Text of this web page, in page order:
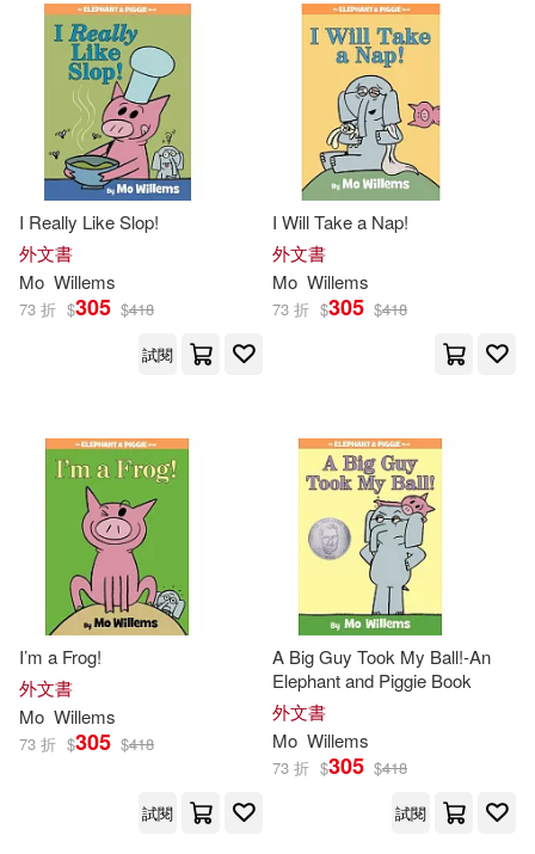
I Really Like Slop!
外文書
Mo Willems
73 折 $305 $418
試閱
I Will Take a Nap!
外文書
Mo Willems
73 折 $305 $418
I’m a Frog!
外文書
Mo Willems
73 折 $305 $418
試閱
A Big Guy Took My Ball!-An
Elephant and Piggie Book
外文書
Mo Willems
73 折 $305 $418
試閱